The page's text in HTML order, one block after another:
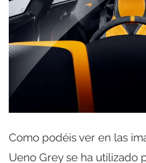
Como podéis ver en las
Ueno Grey se ha utilizado